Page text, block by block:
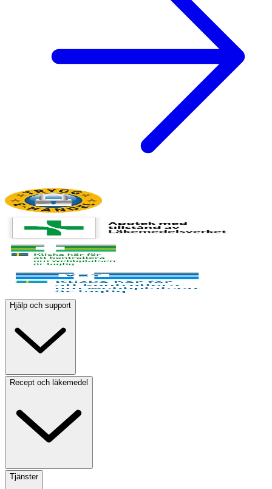
Hjälp och support
Recept och läkemedel
Tjänster